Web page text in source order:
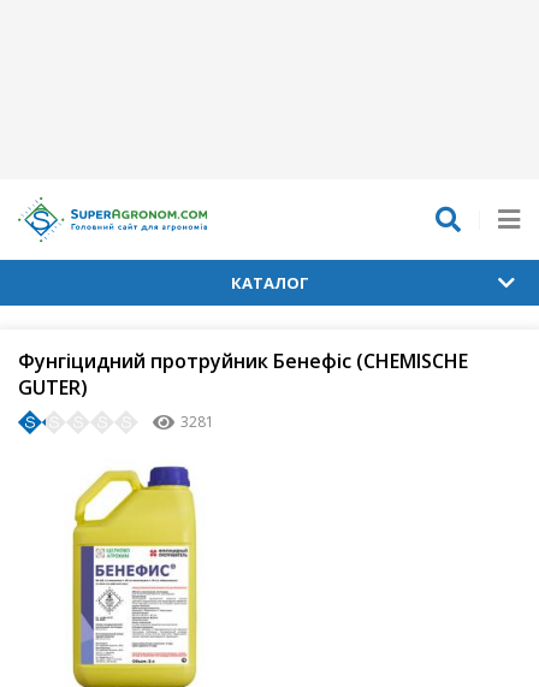
КАТАЛОГ
Фунгіцидний протруйник Бенефіс (CHEMISCHE
GUTER)
3281